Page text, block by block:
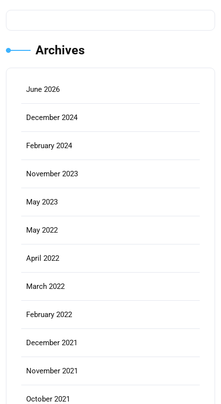
Archives
June 2026
December 2024
February 2024
November 2023
May 2023
May 2022
April 2022
March 2022
February 2022
December 2021
November 2021
October 2021